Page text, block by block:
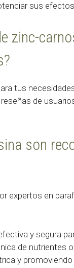
sus
zinc-
tus
de
son
expertos en
y segura
de nutrientes
y